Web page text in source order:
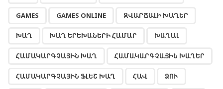
GAMES GAMES ONLINE ԶՎԱՐՃԱԼԻ ԽԱՂԵՐ
ԽԱՂ ԽԱՂ ԵՐԵԽԱՆԵՐԻ ՀԱՄԱՐ ԽԱՂԱԼ
ՀԱՄԱԿԱՐԳՉԱՅԻՆ ԽԱՂ ՀԱՄԱԿԱՐԳՉԱՅԻՆ ԽԱՂԵՐ
ՀԱՄԱԿԱՐԳՉԱՅԻՆ ՖԼԵՇ ԽԱՂ ՀԱՎ ՁՈՒ